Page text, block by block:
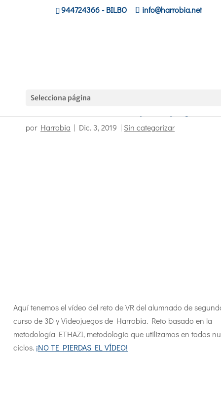
944724366- BILBO info@harrobia.net
Selecciona página
por Harrobia | Dic. 3, 2019 | Sin categorizar
Aquí tenemos el vídeo del reto de VR del alumnado de
curso de 3D y Videojuegos de Harrobia. Reto basado en la
metodología ETHAZI, metodología que utilizamos en todos
ciclos. ¡NO TE PIERDAS EL VÍDEO!